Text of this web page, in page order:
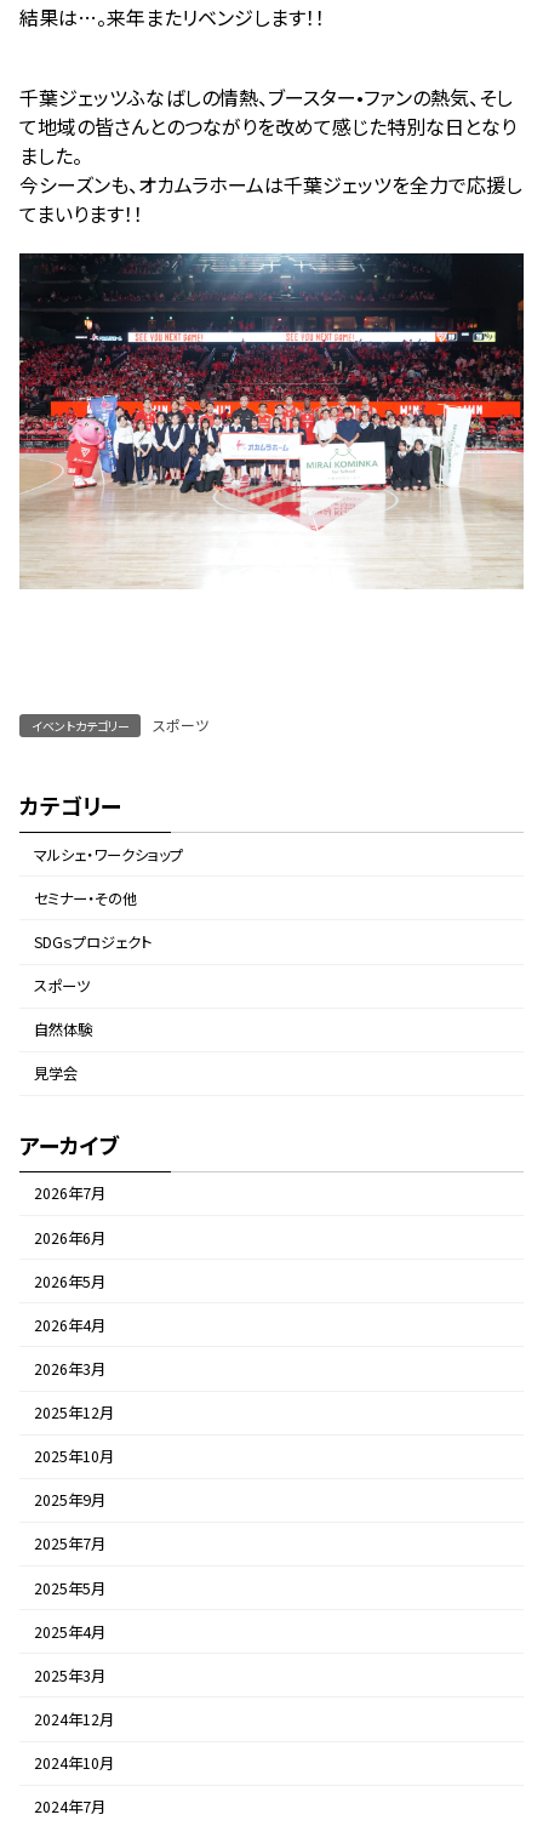
結果は…。来年またリベンジします！！
千葉ジェッツふなばしの情熱、ブースター•ファンの熱気、そし
て地域の皆さんとのつながりを改めて感じた特別な日となり
ました。
今シーズンも、オカムラホームは千葉ジェッツを全力で応援し
てまいります！！
イベントカテゴリー スポーツ
カテゴリー
マルシェ・ワークショップ
セミナー・その他
SDGｓプロジェクト
スポーツ
自然体験
見学会
アーカイブ
2026年7月
2026年6月
2026年5月
2026年4月
2026年3月
2025年12月
2025年10月
2025年9月
2025年7月
2025年5月
2025年4月
2025年3月
2024年12月
2024年10月
2024年7月